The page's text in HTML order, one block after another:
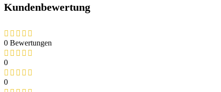
Kundenbewertung
0 Bewertungen
0
0